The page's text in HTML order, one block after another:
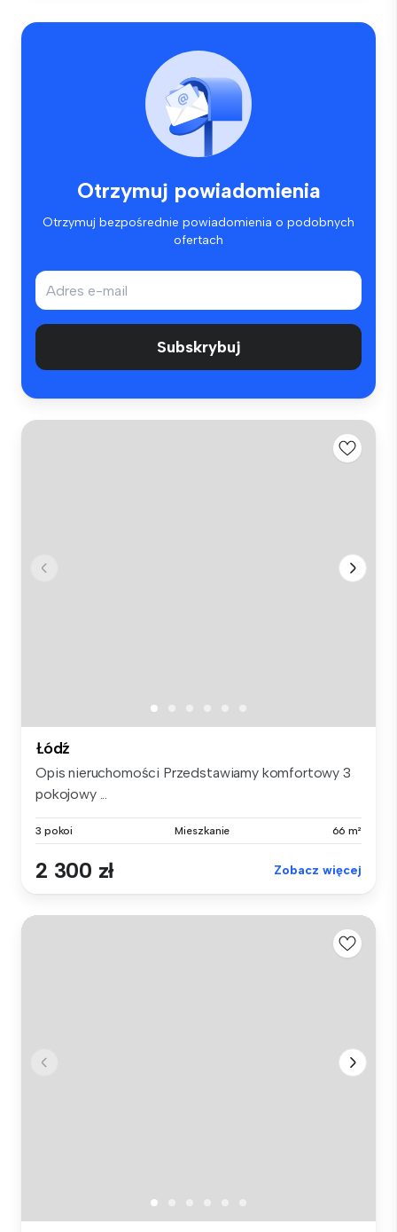
Otrzymuj powiadomienia
Otrzymuj bezpośrednie powiadomienia o podobnych
ofertach
Subskrybuj
Łódź
Opis nieruchomości Przedstawiamy komfortowy 3
pokojowy ...
3 pokoi Mieszkanie 66 m²
2 300 zł Zobacz więcej